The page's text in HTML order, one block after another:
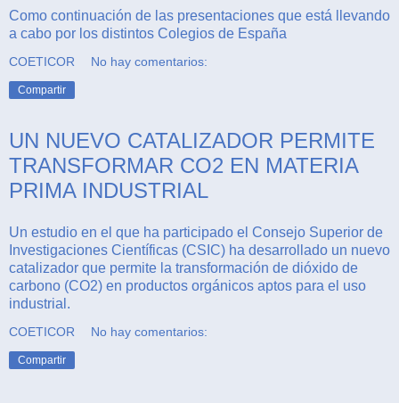
Como continuación de las presentaciones que está llevando
a cabo por los distintos Colegios de España
COETICOR No hay comentarios:
Compartir
UN NUEVO CATALIZADOR PERMITE
TRANSFORMAR CO2 EN MATERIA
PRIMA INDUSTRIAL
Un estudio en el que ha participado el Consejo Superior de
Investigaciones Científicas (CSIC) ha desarrollado un nuevo
catalizador que permite la transformación de dióxido de
carbono (CO2) en productos orgánicos aptos para el uso
industrial.
COETICOR No hay comentarios:
Compartir